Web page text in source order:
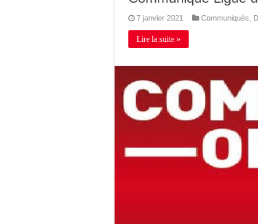
7 janvier 2021 Communiqués
Lire la suite »